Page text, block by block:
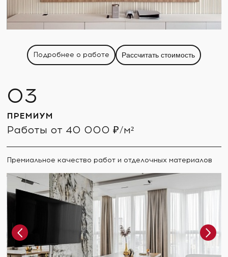
Подробнее о работе Рассчитать стоимость
ПРЕМИУМ
Работы от 40 000 ₽/м²
Премиальное качество работ и отделочных материалов